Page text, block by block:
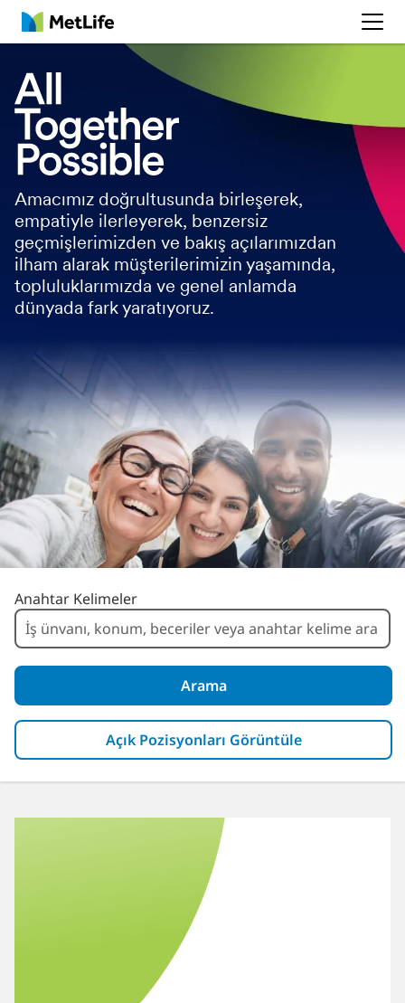
MetLife
Amacımız doğrultusunda birleşerek,
empatiyle ilerleyerek, benzersiz
geçmişlerimizden ve bakış açılarımızdan
ilham alarak müşterilerimizin yaşamında,
topluluklarımızda ve genel anlamda
dünyada fark yaratıyoruz.
Açık Pozisyon Ara
Anahtar Kelimeler
Arama
Açık Pozisyonları Görüntüle